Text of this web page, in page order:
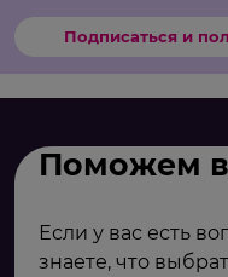
Подписаться и
Поможем
Если у вас есть
знаете, что